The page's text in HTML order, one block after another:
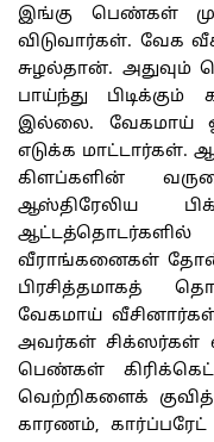
இங்கு பெண்கள்
விடுவார்கள். வேக
சுழல்தான். அதுவும்
பாய்ந்து
இல்லை. வேகமாய்
எடுக்க மாட்டார்கள்.
கிளப்களின்
ஆஸ்திரேலிய
வீராங்கனைகள்
பிரசித்தமாகத்
வேகமாய் வீசினார்கள்;
அவர்கள் சிக்ஸர்கள்
பெண்கள்
வெற்றிகளைக்
காரணம்,